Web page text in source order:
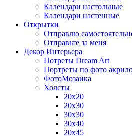
Календари настольные
Календари настенные
Открытки
Отправлю
Отправьте за меня
Декор Интерьера
Потреты Dream Art
Портреты по фото
ФотоМозаика
Холсты
20х20
20х30
30х30
30х40
20х45